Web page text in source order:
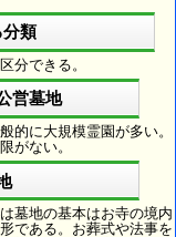
分類
分できる。
営墓地
的に大規模霊園が多い。
がない。
墓地の基本はお寺の境内
である。お葬式や法事を